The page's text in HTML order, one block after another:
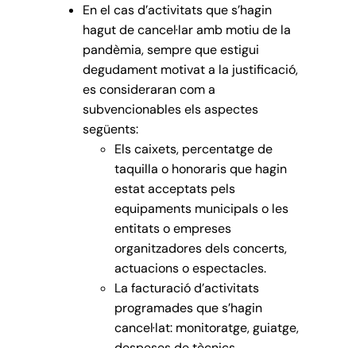
En el cas d’activitats que s’hagin
hagut de cancel·lar amb motiu de la
pandèmia, sempre que estigui
degudament motivat a la justificació,
es consideraran com a
subvencionables els aspectes
següents:
Els caixets, percentatge de
taquilla o honoraris que hagin
estat acceptats pels
equipaments municipals o les
entitats o empreses
organitzadores dels concerts,
actuacions o espectacles.
La facturació d’activitats
programades que s’hagin
cancel·lat: monitoratge, guiatge,